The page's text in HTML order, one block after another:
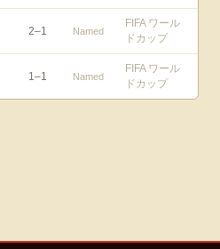
2–1 Named
FIFA ワール
ドカップ
1–1 Named
FIFA ワール
ドカップ